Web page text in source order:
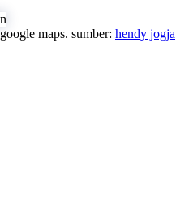
maps. sumber: hendy jogja